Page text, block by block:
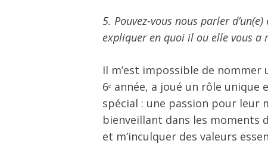
5. Pouvez-vous nous parler
expliquer en quoi il ou elle vous a
Il m’est impossible de nommer
6ᵉ année, a joué un rôle
spécial : une passion pour leur
bienveillant dans les moments
et m’inculquer des valeurs